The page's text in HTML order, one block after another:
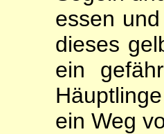
essen
dieses
ein
ein Weg